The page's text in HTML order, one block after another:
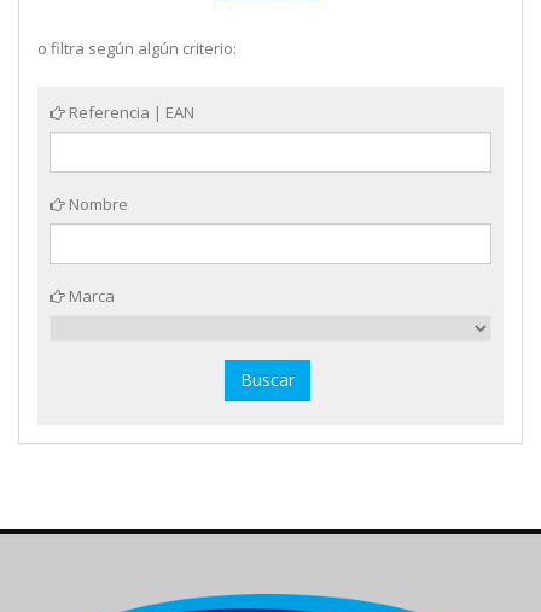
o filtra según algún criterio:
Referencia | EAN
Nombre
Marca